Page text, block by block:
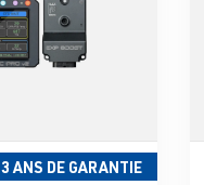
3 ANS DE GARANTIE